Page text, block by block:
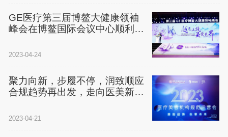
GE医疗第三届博鳌大健康领袖
峰会在博鳌国际会议中心顺利召
2023-04-24
聚力向新，步履不停，润致顺应
合规趋势再出发，走向医美新时
2023-04-21